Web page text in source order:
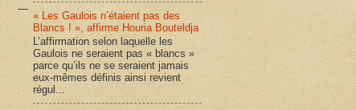
« Les Gaulois n’étaient pas des
Blancs ! », affirme Houria Bouteldja
L’affirmation selon laquelle les
Gaulois ne seraient pas « blancs »
parce qu’ils ne se seraient jamais
eux-mêmes définis ainsi revient
régul...